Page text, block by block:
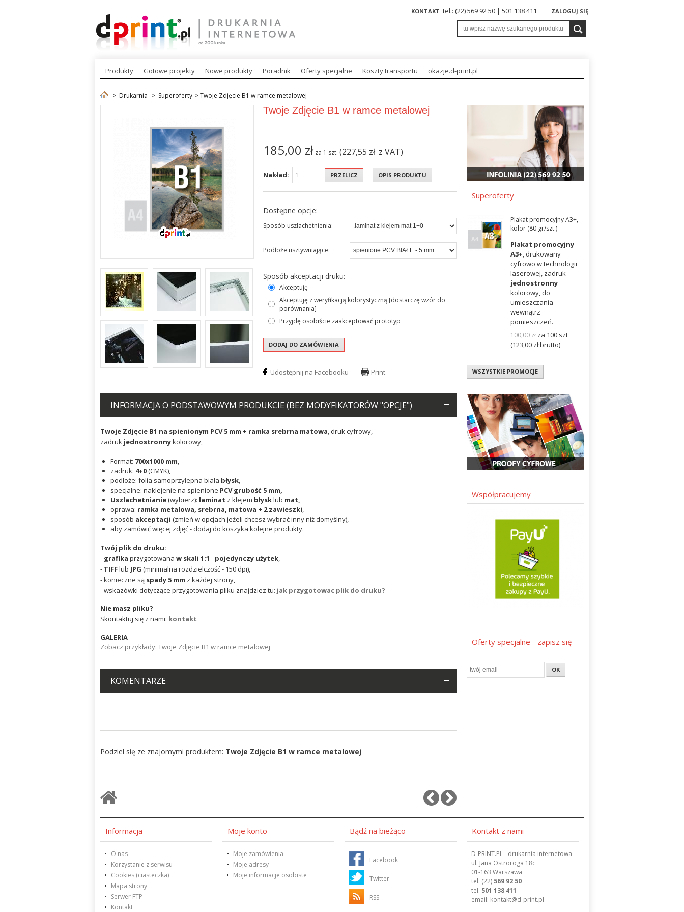
KONTAKT tel.: (22) 569 92 50 | 501 138 411 ZALOGUJ SIĘ
Produkty Gotowe projekty Nowe produkty Poradnik Oferty specjalne Koszty transportu okazje.d-print.pl
> Drukarnia > Superoferty >Twoje Zdjęcie B1 w ramce metalowej
Twoje Zdjęcie B1 w ramce metalowej
185,00 zł za 1 szt. (227,55 zł z VAT)
Nakład: PRZELICZ OPIS PRODUKTU
Dostępne opcje:
Sposób uszlachetnienia:
Podłoże usztywniające:
Sposób akceptacji druku:
Akceptuję
Akceptuję z weryfikacją kolorystyczną [dostarczę wzór do
porównania]
Przyjdę osobiście zaakceptować prototyp
Udostępnij na Facebooku Print
INFORMACJA O PODSTAWOWYM PRODUKCIE (BEZ MODYFIKATORÓW "OPCJE")
Twoje Zdjęcie B1 na spienionym PCV 5 mm + ramka srebrna matowa, druk cyfrowy,
zadruk jednostronnykolorowy,
Format: 700x1000 mm,
zadruk: 4+0(CMYK),
podłoże: folia samoprzylepna biała błysk,
specjalne: naklejenie na spienione PCV grubość 5 mm,
Uszlachetnianie(wybierz): laminat z klejem błysklub mat,
oprawa: ramka metalowa, srebrna, matowa + 2 zawieszki,
sposób akceptacji (zmień w opcjach jeżeli chcesz wybrać inny niż domyślny),
aby zamówić więcej zdjęć - dodaj do koszyka kolejne produkty.
Twój plik do druku:
- grafika przygotowana w skali 1:1 - pojedynczy użytek,
- TIFFlub JPG (minimalna rozdzielczość - 150 dpi),
- konieczne są spady 5 mm z każdej strony,
- wskazówki dotyczące przygotowania pliku znajdziez tu: jak przygotowac plik do druku?
Nie masz pliku?
Skontaktuj się z nami: kontakt
GALERIA
Zobacz przykłady: Twoje Zdjęcie B1 w ramce metalowej
KOMENTARZE
Podziel się ze znajomymi produktem: Twoje Zdjęcie B1 w ramce metalowej
Superoferty
Plakat promocyjny A3+,
kolor (80 gr/szt.)
Plakat promocyjny
A3+, drukowany
cyfrowo w technologii
laserowej, zadruk
jednostronny
kolorowy, do
umieszczania
wewnątrz
pomieszczeń.
100,00 zł za 100 szt
(123,00 złbrutto)
WSZYSTKIE PROMOCJE
Współpracujemy
Oferty specjalne - zapisz się
Informacja
O nas
Korzystanie z serwisu
Cookies (ciasteczka)
Mapa strony
Serwer FTP
Kontakt
Moje konto
Moje zamówienia
Moje adresy
Moje informacje osobiste
Bądź na bieżąco
Facebook
Twitter
RSS
Kontakt z nami
D-PRINT.PL - drukarnia internetowa
ul. Jana Ostroroga 18c
01-163 Warszawa
tel. (22) 569 92 50
tel. 501 138 411
email: kontakt@d-print.pl